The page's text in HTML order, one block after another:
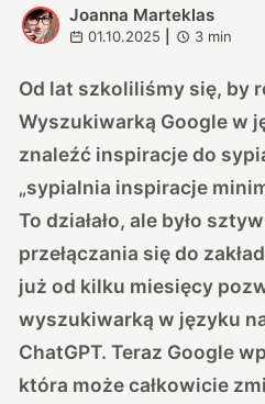
J
Joanna Marteklas
01.10.2025 3 min
Od lat szkoliliśmy się, by
Wyszukiwarką Google w
znaleźć inspiracje do
„sypialnia inspiracje
To działało, ale było
przełączania się do
już od kilku miesięcy
wyszukiwarką w języku
ChatGPT. Teraz Google
która może całkowicie